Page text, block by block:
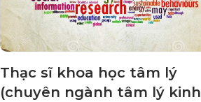
Thạc sĩ khoa học tâm lý
(chuyên ngành tâm lý kinh